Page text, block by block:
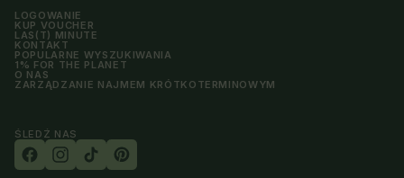
LOGOWANIE
KUP VOUCHER
LAS(T) MINUTE
KONTAKT
POPULARNE WYSZUKIWANIA
1% FOR THE PLANET
O NAS
ZARZĄDZANIE NAJMEM KRÓTKOTERMINOWYM
ŚLEDŹ NAS